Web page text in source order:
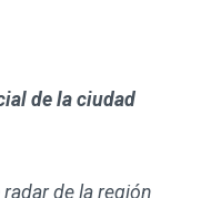
de la ciudad
de la región